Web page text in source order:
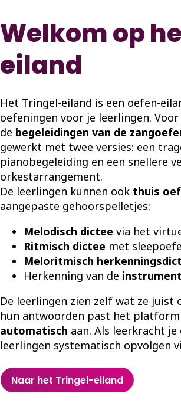
Welkom op
eiland
Het Tringel-eiland is een oefen-
oefeningen voor je leerlingen.
de begeleidingen van de
gewerkt met twee versies: een
pianobegeleiding en een snellere
orkestarrangement.
De leerlingen kunnen ookthuis
aangepaste gehoorspelletjes:
Melodisch dictee via het
Ritmisch dictee met
Meloritmisch
Herkenning van de
De leerlingen zien zelf wat ze juist
hun antwoorden past het platform
automatisch aan. Als leerkracht
leerlingen systematisch opvolgen
Naar het Tringel-eiland